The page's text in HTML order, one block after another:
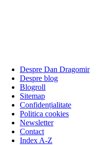
Despre Dan Dragomir
Despre blog
Blogroll
Sitemap
Confidențialitate
Politica cookies
Newsletter
Contact
Index A-Z